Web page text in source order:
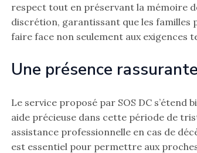
respect tout en préservant la mémoire
discrétion, garantissant que les familles
faire face non seulement aux exigences
Une présence
Le service proposé par SOS DC s’étend
aide précieuse dans cette période de
assistance professionnelle en cas de
est essentiel pour permettre aux